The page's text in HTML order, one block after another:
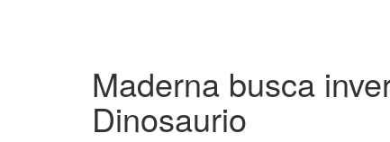
Maderna busca
Dinosaurio